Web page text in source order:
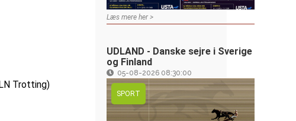
Trotting)
Læs mere her >
UDLAND - Danske sejre i Sverige
og Finland
05-08-2026 08:30:00
SPORT